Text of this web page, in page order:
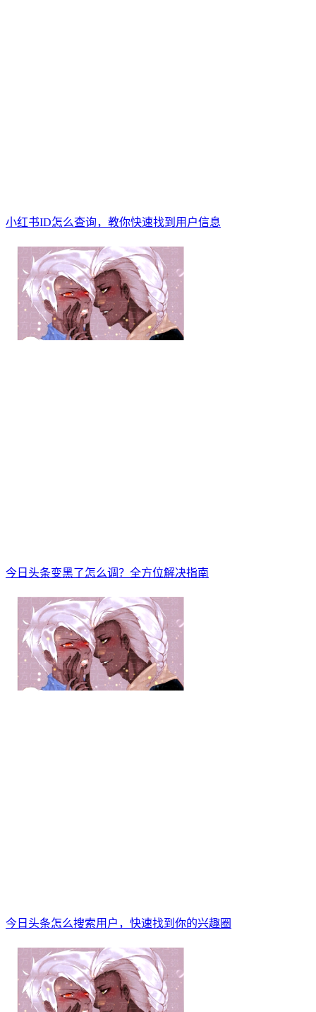
小红书ID怎么查询，教你快速找到用户信息
今日头条变黑了怎么调？全方位解决指南
今日头条怎么搜索用户，快速找到你的兴趣圈